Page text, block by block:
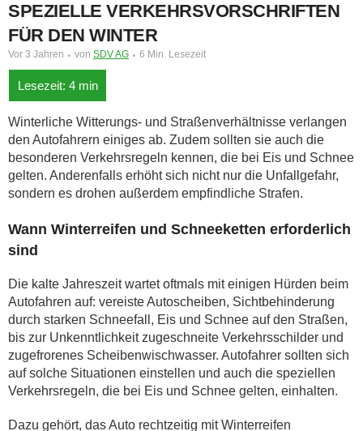
SPEZIELLE VERKEHRSVORSCHRIFTEN
FÜR DEN WINTER
Vor 3 Jahren von SDV AG 6 Min. Lesezeit
Winterliche Witterungs- und Straßenverhältnisse verlangen
den Autofahrern einiges ab. Zudem sollten sie auch die
besonderen Verkehrsregeln kennen, die bei Eis und Schnee
gelten. Anderenfalls erhöht sich nicht nur die Unfallgefahr,
sondern es drohen außerdem empfindliche Strafen.
Wann Winterreifen und Schneeketten erforderlich
sind
Die kalte Jahreszeit wartet oftmals mit einigen Hürden beim
Autofahren auf: vereiste Autoscheiben, Sichtbehinderung
durch starken Schneefall, Eis und Schnee auf den Straßen,
bis zur Unkenntlichkeit zugeschneite Verkehrsschilder und
zugefrorenes Scheibenwischwasser. Autofahrer sollten sich
auf solche Situationen einstellen und auch die speziellen
Verkehrsregeln, die bei Eis und Schnee gelten, einhalten.
Dazu gehört, das Auto rechtzeitig mit Winterreifen